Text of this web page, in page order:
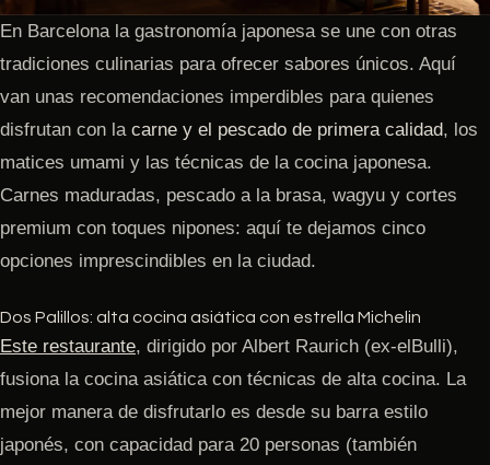
En Barcelona la gastronomía japonesa se une con otras
tradiciones culinarias para ofrecer sabores únicos. Aquí
van unas recomendaciones imperdibles para quienes
disfrutan con la carne y el pescado de primera calidad, los
matices umami y las técnicas de la cocina japonesa.
Carnes maduradas, pescado a la brasa, wagyu y cortes
premium con toques nipones: aquí te dejamos cinco
opciones imprescindibles en la ciudad.
Dos Palillos: alta cocina asiática con estrella Michelin
Este restaurante, dirigido por Albert Raurich (ex-elBulli),
fusiona la cocina asiática con técnicas de alta cocina. La
mejor manera de disfrutarlo es desde su barra estilo
japonés, con capacidad para 20 personas (también